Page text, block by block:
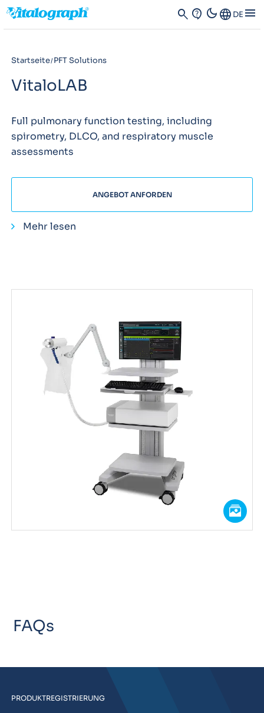
search contact_support dark_modeLanguage DE menu
Startseite PFT Solutions
VitaloLAB
Full pulmonary function testing, including
spirometry, DLCO, and respiratory muscle
assessments
ANGEBOT ANFORDEN
Mehr lesen
FAQs
PRODUKTREGISTRIERUNG